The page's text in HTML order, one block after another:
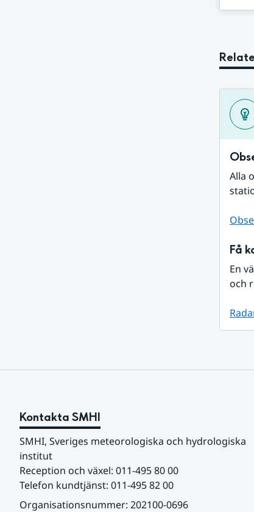
Alla
Få
En
och
Kontakta SMHI
SMHI, Sveriges meteorologiska och hydrologiska
institut
Reception och växel: 011-495 80 00
Telefon kundtjänst: 011-495 82 00
Organisationsnummer: 202100-0696